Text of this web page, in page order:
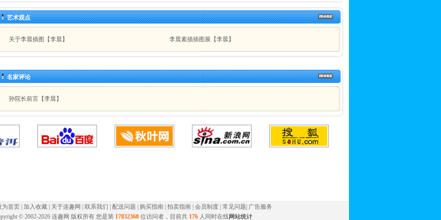
艺术观点
关于李晨插图【李晨】 李晨素描插图展【李晨】
名家评论
孙院长前言【李晨】
为首页 加入收藏 关于连趣网 联系我们 配送问题 购买指南 拍卖指南 会员制度 常见问题 广告服务
© 2002-2026 连趣网 版权所有 您是第 17832368 位访问者，目前共 176 人同时在线网站统计